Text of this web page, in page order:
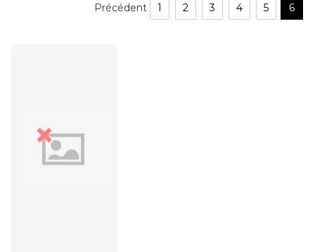
Précédent
1 2 3 4 5 6